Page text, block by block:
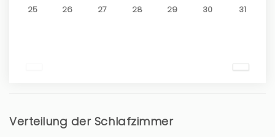
25
26 27 28 29 30 31
Verteilung der Schlafzimmer